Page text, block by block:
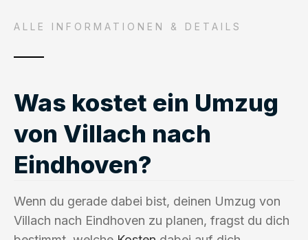
ALLE INFORMATIONEN & DETAILS
Was kostet ein Umzug
von Villach nach
Eindhoven?
Wenn du gerade dabei bist, deinen Umzug von
Villach nach Eindhoven zu planen, fragst du dich